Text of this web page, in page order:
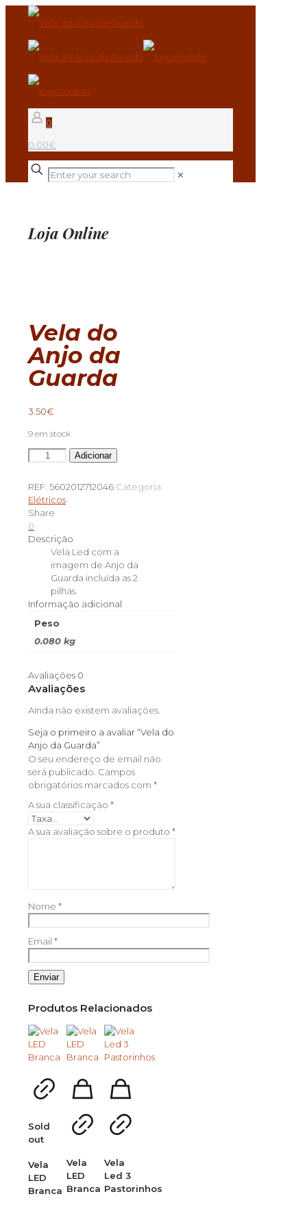
0
0.00€
✕
Loja Online
Vela do
Anjo da
Guarda
3.50€
9 em stock
Quantidade
de
do
Anjo
da
Guarda
Adicionar
REF: 5602012712046 Categoria:
Elétricos
Share
0
Descrição
Vela Led com a
imagem de Anjo da
Guarda incluída as 2
pilhas.
Informação adicional
Peso
0.080 kg
Avaliações 0
Avaliações
Ainda não existem avaliações.
Seja o primeiro a avaliar “Vela do
Anjo da Guarda”
O seu endereço de email não
será publicado. Campos
obrigatórios marcados com *
A sua classificação *
A sua avaliação sobre o produto *
Nome *
Email *
Produtos Relacionados
Sold
out
Vela
LED
Branca
Vela
LED
Branca
Vela
Led 3
Pastorinhos